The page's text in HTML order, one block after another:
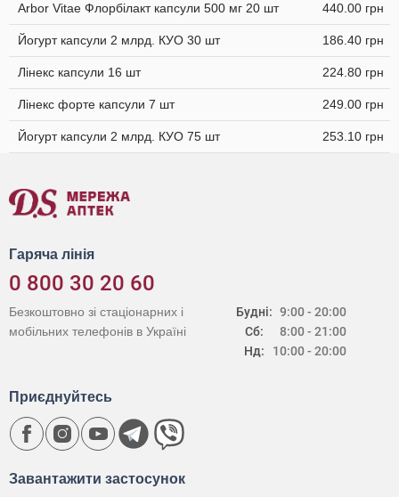
Arbor Vitae Флорбілакт капсули 500 мг 20 шт 440.00 грн
Йогурт капсули 2 млрд. КУО 30 шт 186.40 грн
Лінекс капсули 16 шт 224.80 грн
Лінекс форте капсули 7 шт 249.00 грн
Йогурт капсули 2 млрд. КУО 75 шт 253.10 грн
Гаряча лінія
0 800 30 20 60
Будні:
Сб:
Нд:
9:00 - 20:00
8:00 - 21:00
10:00 - 20:00
Безкоштовно зі стаціонарних і
мобільних телефонів в Україні
Завантажити застосунок
Приєднуйтесь